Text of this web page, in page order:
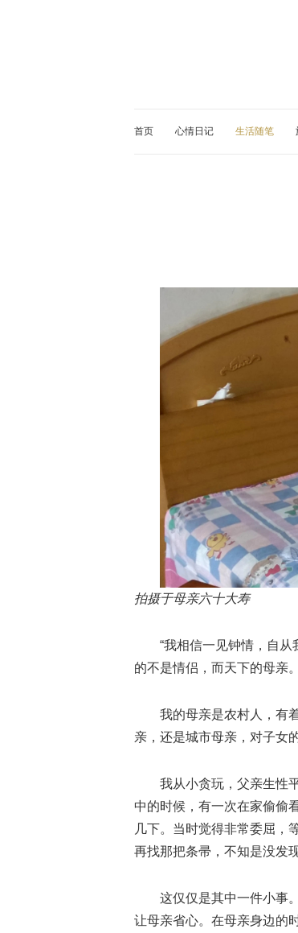
首页 心情日记 生活随笔
拍摄于母亲六十大寿
“我相信一见钟情，自
的不是情侣，而天下的母亲
我的母亲是农村人，有
亲，还是城市母亲，对子女
我从小贪玩，父亲生性
中的时候，有一次在家偷偷
几下。当时觉得非常委屈，
再找那把条帚，不知是没发
这仅仅是其中一件小事
让母亲省心。在母亲身边的